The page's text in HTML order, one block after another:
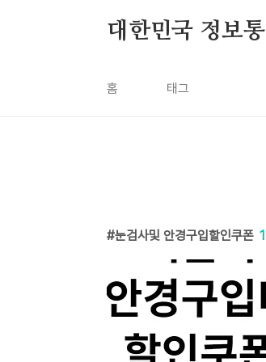
대한민국 정보통
홈 태그
눈검사및 안경구입할인쿠폰 1